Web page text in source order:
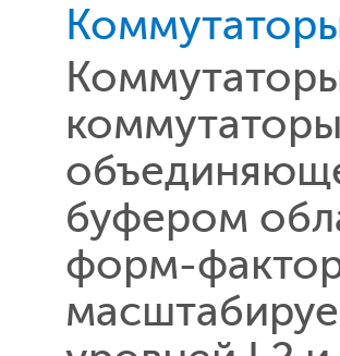
буфером
форм-